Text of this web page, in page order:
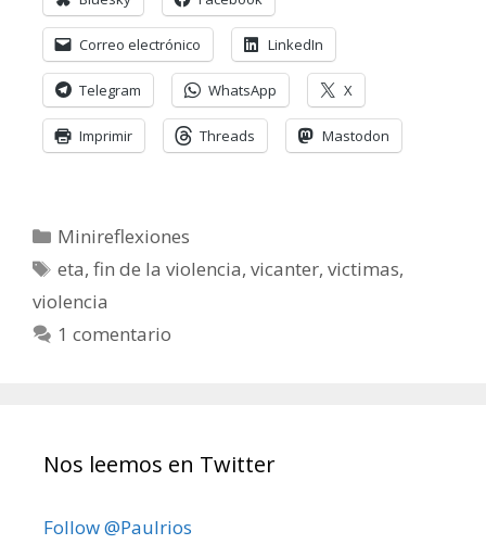
Correo electrónico LinkedIn
Telegram WhatsApp X
Imprimir Threads Mastodon
Categorías
Minireflexiones
Etiquetas
eta,fin de la violencia,vicanter,victimas,
violencia
1 comentario
Nos leemos en Twitter
Follow @Paulrios